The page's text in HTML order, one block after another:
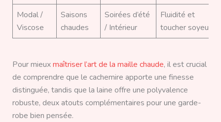
Modal /
Viscose
Saisons
chaudes
Soirées d’été
/ Intérieur
Fluidité et
toucher soyeux
Pour mieuxmaîtriser l’art de la maille chaude, il est crucial
de comprendre que le cachemire apporte une finesse
distinguée, tandis que la laine offre une polyvalence
robuste, deux atouts complémentaires pour une garde-
robe bien pensée.